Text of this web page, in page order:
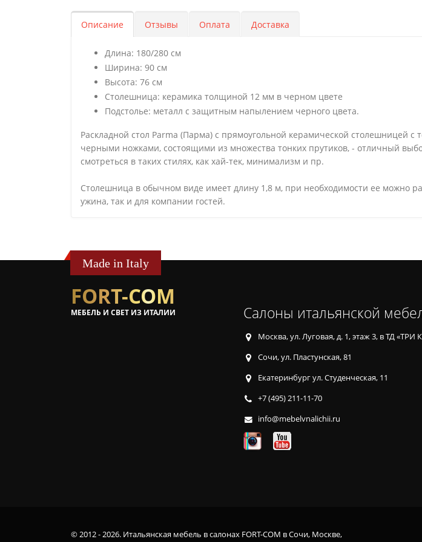
Описание Отзывы Оплата Доставка
Длина: 180/280 см
Ширина: 90 см
Высота: 76 см
Столешница: керамика толщиной 12 мм в черном цвете
Подстолье: металл с защитным напылением черного цвета.
Раскладной стол Parma (Парма) с прямоугольной керамической столешницей
черными ножками, состоящими из множества тонких прутиков, - отличный
смотреться в таких стилях, как хай-тек, минимализм и пр.
Столешница в обычном виде имеет длину 1,8 м, при необходимости ее можно
ужина, так и для компании гостей.
Made in Italy
FORT-COM
МЕБЕЛЬ И СВЕТ ИЗ ИТАЛИИ Салоны итальянской
Москва, ул. Луговая, д. 1, этаж 3, в ТД «ТРИ
Сочи, ул. Пластунская, 81
Екатеринбург ул. Студенческая, 11
+7 (495) 211-11-70
info@mebelvnalichii.ru
© 2012 - 2026. Итальянская мебель в салонах FORT-COM в Сочи, Москве,